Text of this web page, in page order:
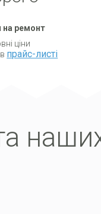
на ремонт
ціни
прайс-листі